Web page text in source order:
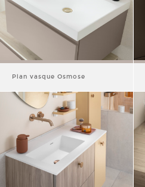
Plan vasque Osmose